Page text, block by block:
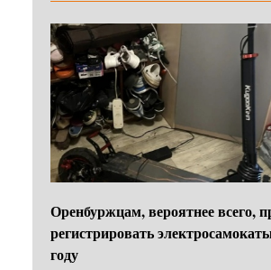
Оренбуржцам, вероятнее всего,
регистрировать
году